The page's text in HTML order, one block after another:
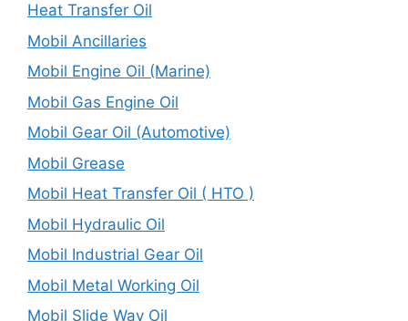
Heat Transfer Oil
Mobil Ancillaries
Mobil Engine Oil (Marine)
Mobil Gas Engine Oil
Mobil Gear Oil (Automotive)
Mobil Grease
Mobil Heat Transfer Oil ( HTO )
Mobil Hydraulic Oil
Mobil Industrial Gear Oil
Mobil Metal Working Oil
Mobil Slide Way Oil